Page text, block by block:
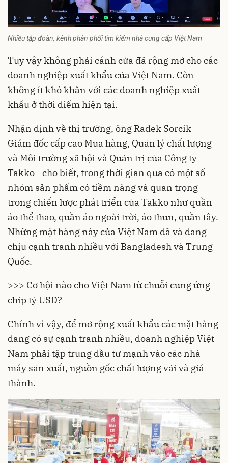
Nhiều tập đoàn, kênh phân phối tìm kiếm nhà cung cấp Việt Nam
Tuy vậy không phải cánh cửa đã rộng mở cho các
doanh nghiệp xuất khẩu của Việt Nam. Còn
không ít khó khăn với các doanh nghiệp xuất
khẩu ở thời điểm hiện tại.
Nhận định về thị trường, ông Radek Sorcik –
Giám đốc cấp cao Mua hàng, Quản lý chất lượng
và Môi trường xã hội và Quản trị của Công ty
Takko - cho biết, trong thời gian qua có một số
nhóm sản phẩm có tiềm năng và quan trọng
trong chiến lược phát triển của Takko như quần
áo thể thao, quần áo ngoài trời, áo thun, quần tây.
Những mặt hàng này của Việt Nam đã và đang
chịu cạnh tranh nhiều với Bangladesh và Trung
Quốc.
>>> Cơ hội nào cho Việt Nam từ chuỗi cung ứng
chip tỷ USD?
Chính vì vậy, để mở rộng xuất khẩucác mặt hàng
đang có sự cạnh tranh nhiều, doanh nghiệp Việt
Nam phải tập trung đầu tư mạnh vào các nhà
máy sản xuất, nguồn gốc chất lượng vải và giá
thành.